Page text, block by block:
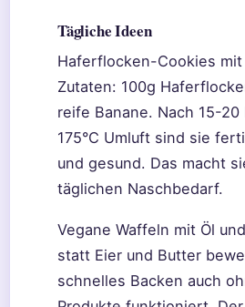
Tägliche Ideen
Haferflocken-Cookies
Zutaten: 100g
reife Banane. Nach 15-
175°C Umluft sind sie
und gesund. Das macht
täglichen Naschbedarf.
Vegane Waffeln mit Öl
statt Eier und Butter
schnelles Backen auch